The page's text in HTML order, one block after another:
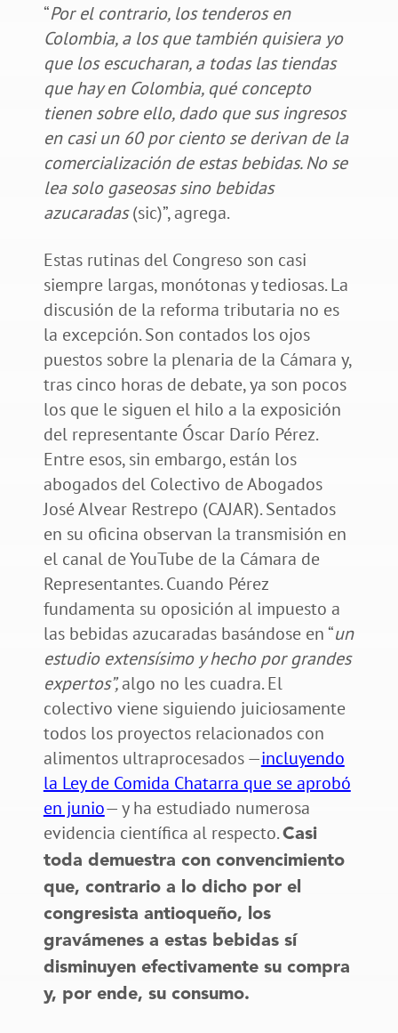
“Por el contrario, los tenderos en
Colombia, a los que también quisiera yo
que los escucharan, a todas las tiendas
que hay en Colombia, qué concepto
tienen sobre ello, dado que sus ingresos
en casi un 60 por ciento se derivan de la
comercialización de estas bebidas. No se
lea solo gaseosas sino bebidas
azucaradas(sic)”, agrega.
Estas rutinas del Congreso son casi
siempre largas, monótonas y tediosas. La
discusión de la reforma tributaria no es
la excepción. Son contados los ojos
puestos sobre la plenaria de la Cámara y,
tras cinco horas de debate, ya son pocos
los que le siguen el hilo a la exposición
del representante Óscar Darío Pérez.
Entre esos, sin embargo, están los
abogados del Colectivo de Abogados
José Alvear Restrepo (CAJAR). Sentados
en su oficina observan la transmisión en
el canal de YouTube de la Cámara de
Representantes. Cuando Pérez
fundamenta su oposición al impuesto a
las bebidas azucaradas basándose en “un
estudio extensísimo y hecho por grandes
expertos”,algo no les cuadra. El
colectivo viene siguiendo juiciosamente
todos los proyectos relacionados con
alimentos ultraprocesados —incluyendo
la Ley de Comida Chatarra que se aprobó
en junio— y ha estudiado numerosa
evidencia científica al respecto. Casi
toda demuestra con convencimiento
que, contrario a lo dicho por el
congresista antioqueño, los
gravámenes a estas bebidas sí
disminuyen efectivamente su compra
y, por ende, su consumo.